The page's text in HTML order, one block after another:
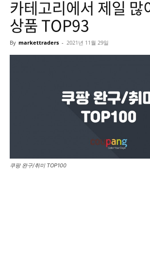
카테고리에서 제일 많
상품 TOP93
By markettraders - 2021년 11월 29일
쿠팡 완구/취미 TOP100